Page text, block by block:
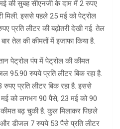
की सुबह सीएनजी के दाम में 2 रुपए
मिली. इससे पहले 25 मई को पेट्रोल
प्रति लीटर की बढ़ोतरी देखी गई. तेल
तेल की कीमतों में इजाफा किया है.
पेट्रोल पंप में पेट्रोल की कीमत
95.90 रुपये प्रति लीटर बिक रहा है.
रुपए प्रति लीटर बिक रहा है. इससे
को लगभग 90 पैसे, 23 मई को 90
बढ़ चुकी है. कुल मिलाकर पिछले
डीजल 7 रुपये 53 पैसे प्रति लीटर